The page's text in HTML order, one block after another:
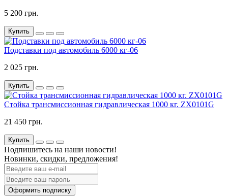
5 200 грн.
Купить
Подставки под автомобиль 6000 кг-06
2 025 грн.
Купить
Стойка трансмиссионная гидравлическая 1000 кг. ZX0101G
21 450 грн.
Купить
Подпишитесь на наши новости!
Новинки, скидки, предложения!
Оформить подписку